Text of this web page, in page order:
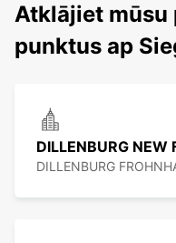
Atklājiet mūsu
punktus ap
DILLENBURG NEW
DILLENBURG